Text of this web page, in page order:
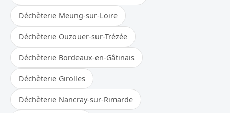
Déchèterie Meung-sur-Loire
Déchèterie Ouzouer-sur-Trézée
Déchèterie Bordeaux-en-Gâtinais
Déchèterie Girolles
Déchèterie Nancray-sur-Rimarde